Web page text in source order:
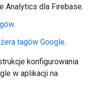
Analytics dla Firebase.
.
tagów Google.
konfigurowania
w aplikacji na